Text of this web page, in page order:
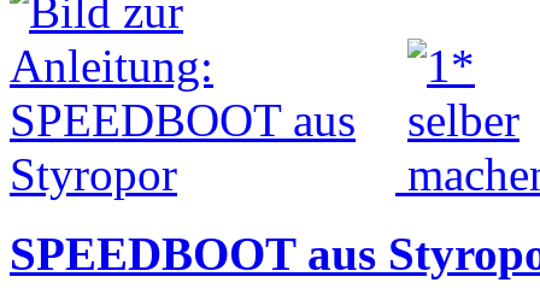
SPEEDBOOT aus